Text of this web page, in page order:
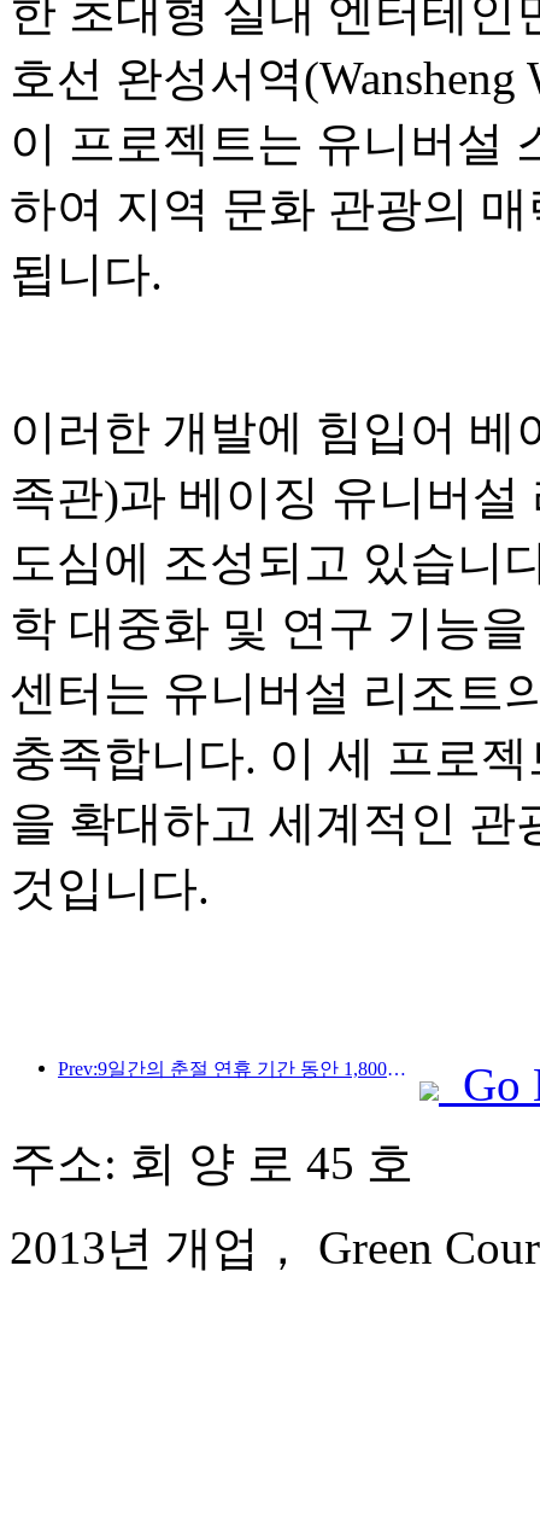
한 초대형 실내 엔터테인
호선 완성서역
이 프로젝트는 유니버설
하여 지역 문화 관광의
됩니다.
이러한 개발에 힘입어 베
족관)과 베이징 유니버
도심에 조성되고 있습니
학 대중화 및 연구 기능
센터는 유니버설 리조트
충족합니다. 이 세 프로
을 확대하고 세계적인 관
것입니다.
Prev:9일간의 춘절 연휴 기간 동안 1,800만 명 이상이 국내외를 왕래할 것으로 예상됩니다.
Go
주소: 회 양 로 45 호
2013년 개업， Green